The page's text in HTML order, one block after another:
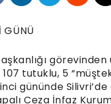
GÜNÜ
görevinden
tutuklu, 5
gününde
Ceza İnfaz